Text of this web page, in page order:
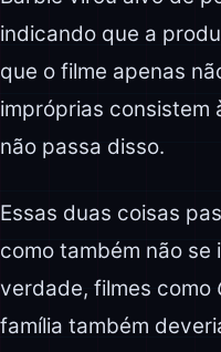
indicando que a
que o filme apenas
impróprias consistem
não passa disso.
Essas duas coisas
como também não
verdade, filmes como
família também